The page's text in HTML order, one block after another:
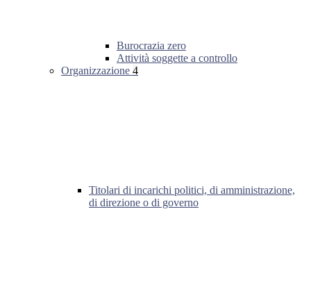
Burocrazia zero
Attività soggette a controllo
Organizzazione 4
Titolari di incarichi politici, di amministrazione,
di direzione o di governo